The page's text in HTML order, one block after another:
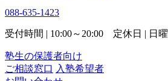
088-635-1423
受付時間 | 10:00～20:00 定休日 | 日曜
塾生の保護者向け
ご相談窓口 入塾希望者